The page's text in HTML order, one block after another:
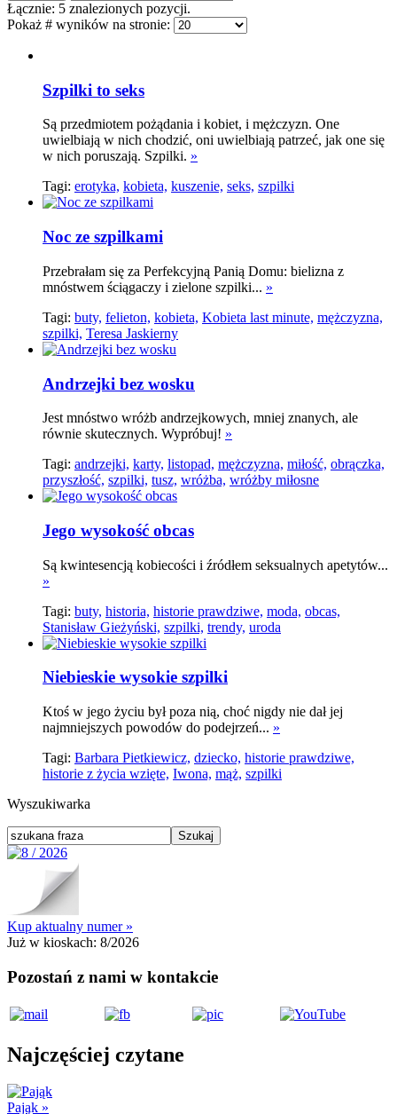
Łącznie: 5 znalezionych pozycji.
Pokaż # wyników na stronie:
Szpilki to seks
Są przedmiotem pożądania i kobiet, i mężczyzn. One
uwielbiają w nich chodzić, oni uwielbiają patrzeć, jak one się
w nich poruszają. Szpilki. »
Tagi: erotyka, kobieta, kuszenie, seks, szpilki
Noc ze szpilkami
Przebrałam się za Perfekcyjną Panią Domu: bielizna z
mnóstwem ściągaczy i zielone szpilki... »
Tagi: buty, felieton, kobieta, Kobieta last minute, mężczyzna,
szpilki, Teresa Jaskierny
Andrzejki bez wosku
Jest mnóstwo wróżb andrzejkowych, mniej znanych, ale
równie skutecznych. Wypróbuj! »
Tagi: andrzejki, karty, listopad, mężczyzna, miłość, obrączka,
przyszłość, szpilki, tusz, wróżba, wróżby miłosne
Jego wysokość obcas
Są kwintesencją kobiecości i źródłem seksualnych apetytów...
»
Tagi: buty, historia, historie prawdziwe, moda, obcas,
Stanisław Gieżyński, szpilki, trendy, uroda
Niebieskie wysokie szpilki
Ktoś w jego życiu był poza nią, choć nigdy nie dał jej
najmniejszych powodów do podejrzeń... »
Tagi: Barbara Pietkiewicz, dziecko, historie prawdziwe,
historie z życia wzięte, Iwona, mąż, szpilki
Wyszukiwarka
Kup aktualny numer »
Już w kioskach: 8/2026
Pozostań z nami w kontakcie
Najczęściej czytane
Pająk »